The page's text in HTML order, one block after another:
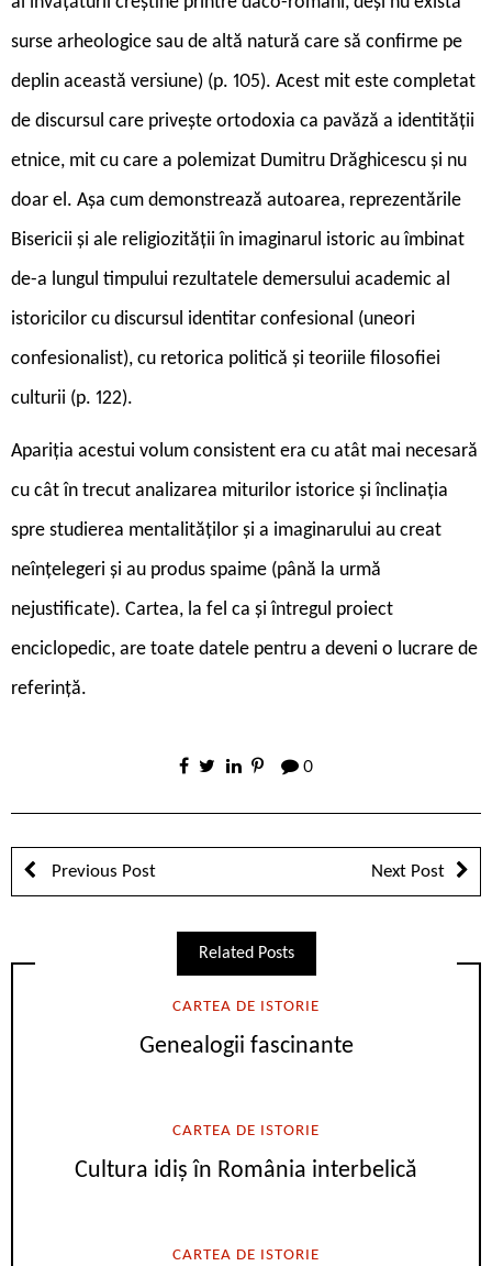
surse arheologice sau de altă natură care să confirme pe
deplin această versiune) (p. 105). Acest mit este completat
de discursul care privește ortodoxia ca pavăză a identității
etnice, mit cu care a polemizat Dumitru Drăghicescu și nu
doar el. Așa cum demonstrează autoarea, reprezentările
Bisericii și ale religiozității în imaginarul istoric au îmbinat
de-a lungul timpului rezultatele demersului academic al
istoricilor cu discursul identitar confesional (uneori
confesionalist), cu retorica politică și teoriile filosofiei
culturii (p. 122).
Apariția acestui volum consistent era cu atât mai necesară
cu cât în trecut analizarea miturilor istorice și înclinația
spre studierea mentalităților și a imaginarului au creat
neînțelegeri și au produs spaime (până la urmă
nejustificate). Cartea, la fel ca și întregul proiect
enciclopedic, are toate datele pentru a deveni o lucrare de
referință.
0
Previous Post Next Post
Related Posts
CARTEA DE ISTORIE
Genealogii fascinante
CARTEA DE ISTORIE
Cultura idiș în România interbelică
CARTEA DE ISTORIE